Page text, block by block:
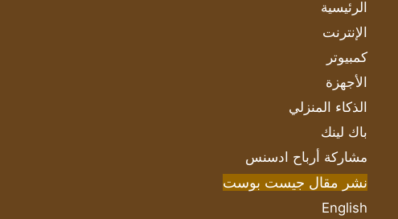
الرئيسية
الإنترنت
كمبيوتر
الأجهزة
الذكاء المنزلي
باك لينك
مشاركة أرباح ادسنس
نشر مقال جيست بوست
English